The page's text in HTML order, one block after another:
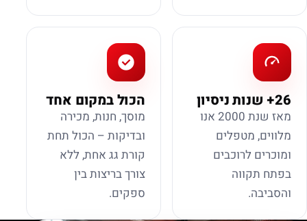
26+ שנות ניסיון
מאז שנת 2000 אנו
מלווים, מטפלים
ומוכרים לרוכבים
בפתח תקווה
והסביבה.
הכול במקום אחד
מוסך, חנות, מכירה
ובדיקות – הכול תחת
קורת גג אחת, ללא
צורך בריצות בין
ספקים.